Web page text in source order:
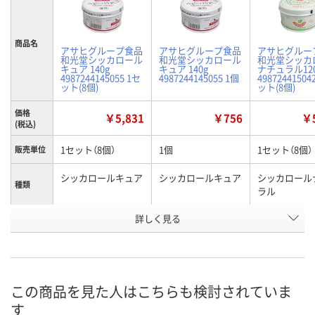
商品名
アサヒグループ食品
和光堂シッカロール
キュア 140g
4987244145055 1セ
ット(8個)
アサヒグループ食品
和光堂シッカロール
キュア 140g
4987244145055 1個
アサヒグル
和光堂シッカ
ナチュラル
ット(8個)
価格
(税込)
￥5,831 ￥756
販売単位 1セット（8個） 1個 1セット（8個）
種類 シッカロールキュア シッカロールキュア
シッカロー
ラル
EN73868 AH52377
詳しく見る
この商品を見た人はこちらも検討されていま
す